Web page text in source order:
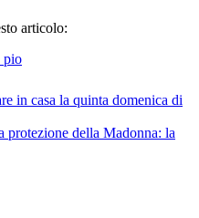
articolo:
pio
in casa la quinta domenica di
protezione della Madonna: la